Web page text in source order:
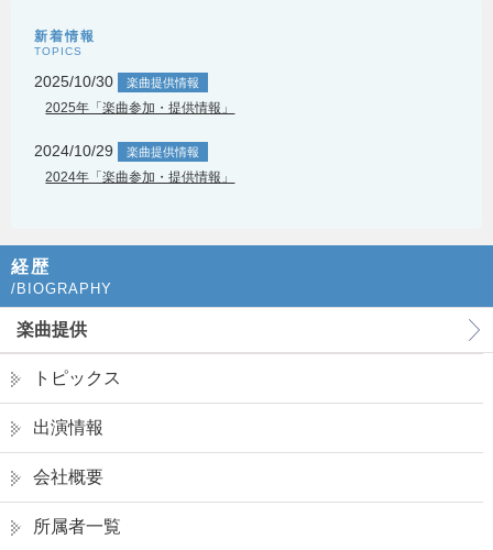
新着情報
TOPICS
2025/10/30 楽曲提供情報
2025年「楽曲参加・提供情報」
2024/10/29 楽曲提供情報
2024年「楽曲参加・提供情報」
経歴
/BIOGRAPHY
楽曲提供
トピックス
出演情報
会社概要
所属者一覧